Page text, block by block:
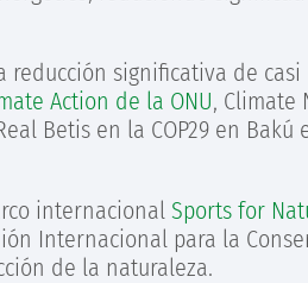
significativa de
Action de la ONU, Climate
Betis en la COP29 en Bakú
internacional Sports for
Internacional para la
de la naturaleza.